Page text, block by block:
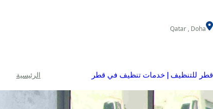
إلىQatar , Doha
قطر للتنظيف | خدمات تنظيف في قطر الرئيسية